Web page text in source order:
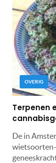
OVERIG
Terpenen
De in